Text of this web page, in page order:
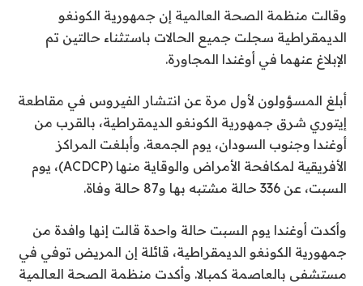
وقالت منظمة الصحة العالمية إن جمهورية الكونغو
الديمقراطية سجلت جميع الحالات باستثناء حالتين تم
الإبلاغ عنهما في أوغندا المجاورة.
أبلغ المسؤولون لأول مرة عن انتشار الفيروس في مقاطعة
إيتوري شرق جمهورية الكونغو الديمقراطية، بالقرب من
أوغندا وجنوب السودان، يوم الجمعة. وأبلغت المراكز
الأفريقية لمكافحة الأمراض والوقاية منها (ACDCP)، يوم
السبت، عن 336 حالة مشتبه بها و87 حالة وفاة.
وأكدت أوغندا يوم السبت حالة واحدة قالت إنها وافدة من
جمهورية الكونغو الديمقراطية، قائلة إن المريض توفي في
مستشفى بالعاصمة كمبالا. وأكدت منظمة الصحة العالمية